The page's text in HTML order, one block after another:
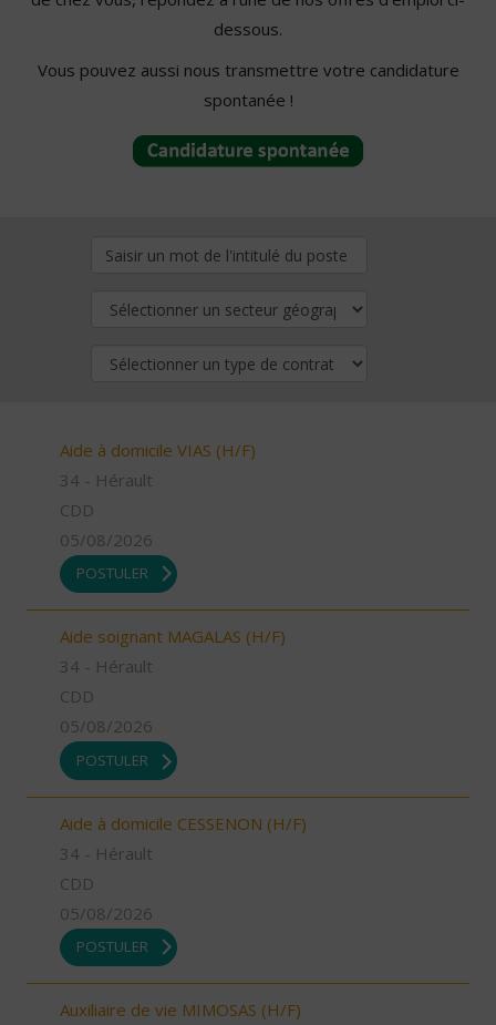
dessous.
Vous pouvez aussi nous transmettre votre candidature
spontanée !
Aide à domicile VIAS (H/F)
34 - Hérault
CDD
05/08/2026
POSTULER
Aide soignant MAGALAS (H/F)
34 - Hérault
CDD
05/08/2026
POSTULER
Aide à domicile CESSENON (H/F)
34 - Hérault
CDD
05/08/2026
POSTULER
Auxiliaire de vie MIMOSAS (H/F)